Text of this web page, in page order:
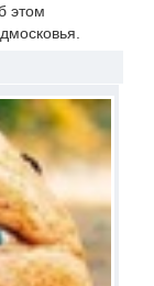
этом